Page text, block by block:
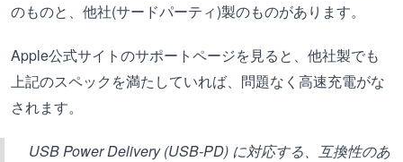
のものと、他社(サードパーティ)製のものがあります。
Apple公式サイトのサポートページを見ると、他社製でも
上記のスペックを満たしていれば、問題なく高速充電がな
されます。
USB Power Delivery (USB-PD) に対応する、互換性のあ